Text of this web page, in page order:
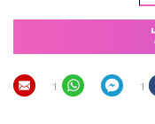
1
1